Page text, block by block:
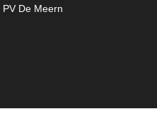
PV De Meern